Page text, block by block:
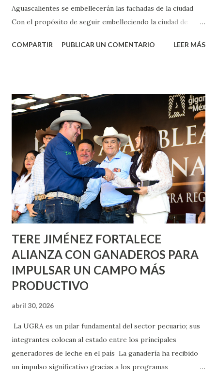
Aguascalientes se embellecerán las fachadas de la ciudad
Con el propósito de seguir embelleciendo la ciudad de
municipal, Leo Montañez dio inicio al programa
Corazón Urbano y el Municipio capital. Leo Montañez
informó que en este programa se usarán cerca de 90 mil
metros cuadrados de pintura, para dar inicio en la calle
Nieto, entre Jesús F. Elizondo y la calle 22 de Octubre, con
lo que se aplicará pintura en 66 casas. Posteriormente se
llevará este programa a Villas de Nuestra Señora de la
Asunción, Avenida Alameda y Decreto 27 de Septiembre, en
los edificios FOVISSSTE Ojo de Agua, en la comunidad
Norias de Paso Hondo y en los edificios de...
COMPARTIR PUBLICAR UN COMENTARIO LEER MÁS
TERE JIMÉNEZ FORTALECE
ALIANZA CON GANADEROS PARA
IMPULSAR UN CAMPO MÁS
PRODUCTIVO
abril 30, 2026
La UGRA es un pilar fundamental del sector pecuario; sus
integrantes colocan al estado entre los principales
generadores de leche en el país La ganadería ha recibido
un impulso significativo gracias a los programas